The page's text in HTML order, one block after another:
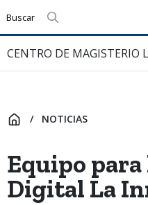
Realizar búsqueda
CENTRO DE MAGISTERIO
INICIO
NOTICIAS
Equipo para
Digital La